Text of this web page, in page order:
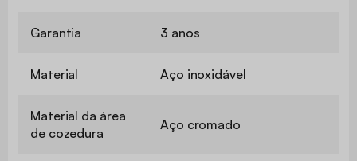
Garantia 3 anos
Material Aço inoxidável
Material da área
de cozedura
Aço cromado